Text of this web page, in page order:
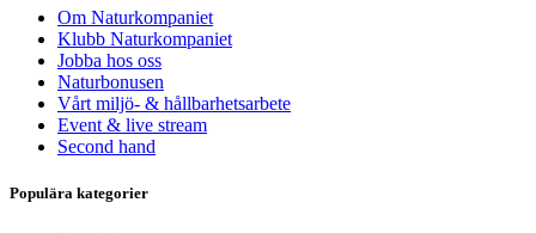
Om Naturkompaniet
Klubb Naturkompaniet
Jobba hos oss
Naturbonusen
Vårt miljö- & hållbarhetsarbete
Event & live stream
Second hand
Populära kategorier